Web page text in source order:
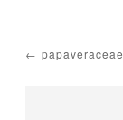
papaveraceae